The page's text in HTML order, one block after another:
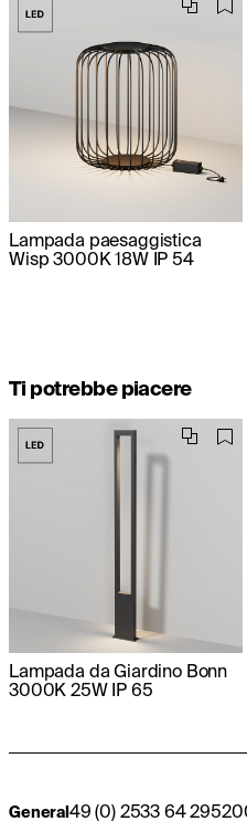
Lampada paesaggistica
Wisp 3000K 18W IP 54
Ti potrebbe piacere
Lampada da Giardino Bonn
3000K 25W IP 65
General 49 (0) 2533 64